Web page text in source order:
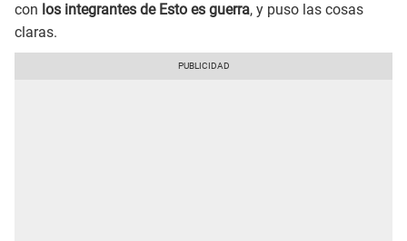
con los integrantes de Esto es guerra, y puso las cosas
claras.